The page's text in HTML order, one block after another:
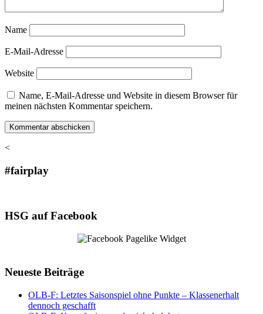
Name
E-Mail-Adresse
Website
Name, E-Mail-Adresse und Website in diesem Browser für
meinen nächsten Kommentar speichern.
<
#fairplay
HSG auf Facebook
Neueste Beiträge
OLB-F: Letztes Saisonspiel ohne Punkte – Klassenerhalt
dennoch geschafft